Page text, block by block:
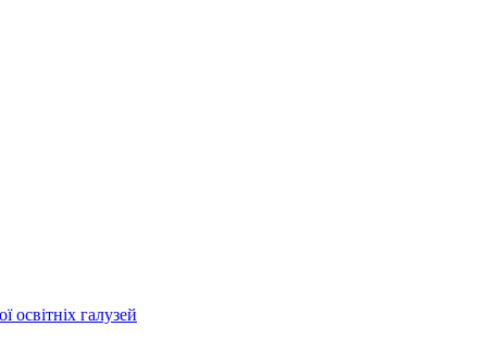
освітніх галузей